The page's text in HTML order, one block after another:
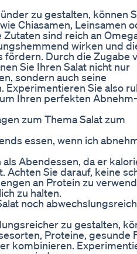
zu gestalten, können
Chiasamen, Leinsamen
Zutaten sind reich an
wirken und
fördern. Durch die Zugabe
Sie Ihren Salat nicht nur
sondern auch seine
Experimentieren Sie also
Ihren perfekten
zum Thema Salat zum
essen, wenn ich
als Abendessen, da er
Achten Sie darauf, keine
an Protein zu
zu halten.
noch
zu gestalten,
Proteine, gesunde
kombinieren.